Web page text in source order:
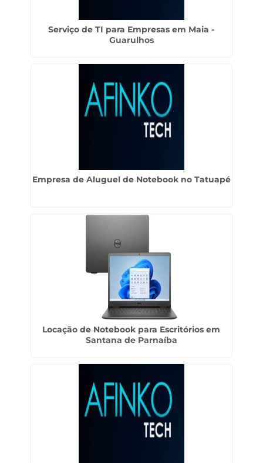
Serviço de TI para Empresas em Maia -
Guarulhos
Empresa de Aluguel de Notebook no Tatuapé
Locação de Notebook para Escritórios em
Santana de Parnaíba